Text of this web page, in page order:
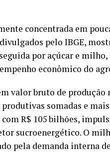
concentrada em
pelo IBGE,
por açúcar e
econômico do
valor bruto de produção
somadas e
R$ 105 bilhões,
sucroenergético. O
pela demanda interna